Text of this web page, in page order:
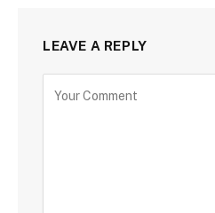
LEAVE A REPLY